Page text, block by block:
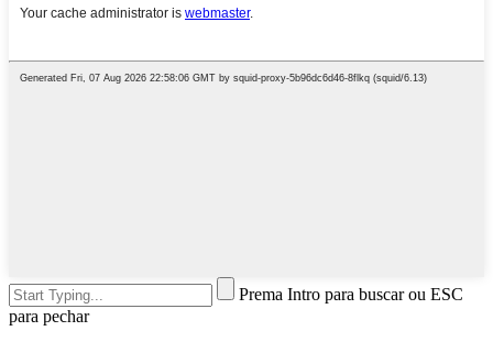
Prema Intro para buscar ou ESC
para pechar